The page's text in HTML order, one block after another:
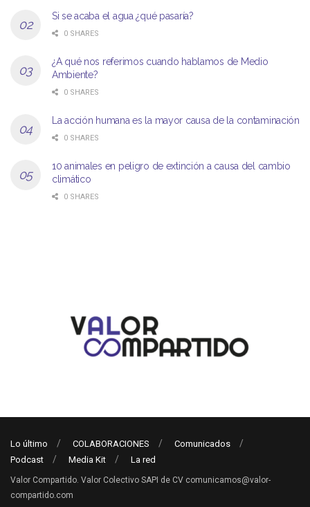
Si se acaba el agua ¿qué pasaría?
0 SHARES
¿A qué nos referimos cuando hablamos de Medio
Ambiente?
0 SHARES
La acción humana es la mayor causa de la contaminación
0 SHARES
10 animales en peligro de extinción a causa del cambio
climático
0 SHARES
Lo último COLABORACIONES
Comunicados
Podcast
Media Kit La red
Valor Compartido. Valor Colectivo SAPI de CV comunicamos@valor-
compartido.com